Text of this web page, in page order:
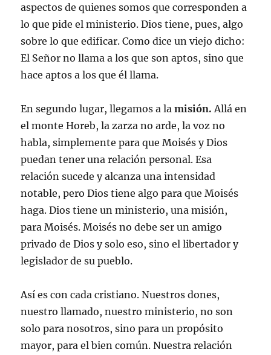
aspectos de quienes somos que corresponden a
lo que pide el ministerio. Dios tiene, pues, algo
sobre lo que edificar. Como dice un viejo dicho:
El Señor no llama a los que son aptos, sino que
hace aptos a los que él llama.
En segundo lugar, llegamos a lamisión. Allá en
el monte Horeb, la zarza no arde, la voz no
habla, simplemente para que Moisés y Dios
puedan tener una relación personal. Esa
relación sucede y alcanza una intensidad
notable, pero Dios tiene algo para que Moisés
haga. Dios tiene un ministerio, una misión,
para Moisés. Moisés no debe ser un amigo
privado de Dios y solo eso, sino el libertador y
legislador de su pueblo.
Así es con cada cristiano. Nuestros dones,
nuestro llamado, nuestro ministerio, no son
solo para nosotros, sino para un propósito
mayor, para el bien común. Nuestra relación